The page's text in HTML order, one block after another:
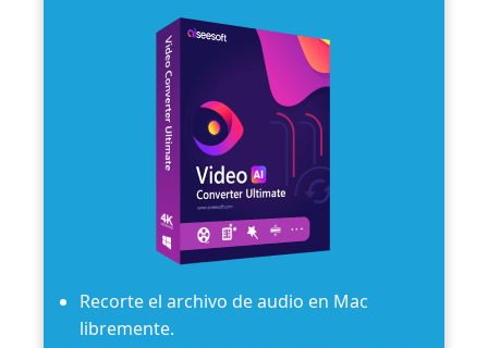
Recorte el archivo de audio en Mac
libremente.